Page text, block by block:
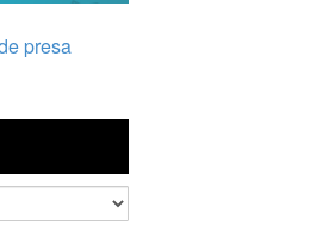
presa